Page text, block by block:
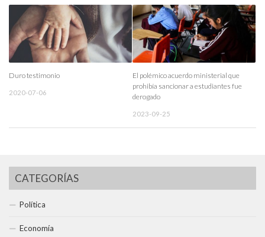
Duro testimonio
2020-07-06
El polémico acuerdo ministerial que
prohibía sancionar a estudiantes fue
derogado
2023-09-25
CATEGORÍAS
Política
Economía